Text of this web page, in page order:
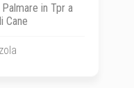
in Tpr a
Cane